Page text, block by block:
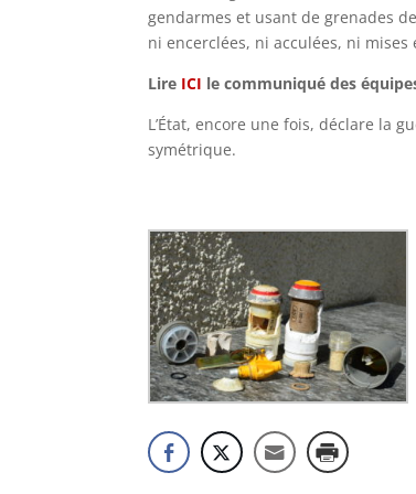
gendarmes et usant de grenades
ni encerclées, ni acculées, ni
Lire ICI le communiqué des
L’État, encore une fois, déclare la
symétrique.